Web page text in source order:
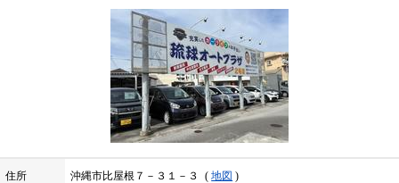
住所 沖縄市比屋根７－３１－３ 地図